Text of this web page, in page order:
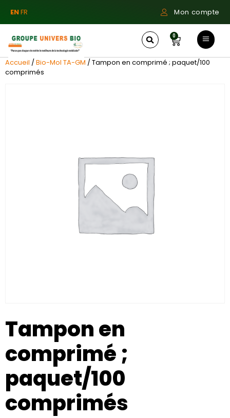
ENFR Mon compte
0
Accueil /Bio-Mol TA-GM / Tampon en comprimé ; paquet/100
comprimés
Tampon en
comprimé ;
paquet/100
comprimés